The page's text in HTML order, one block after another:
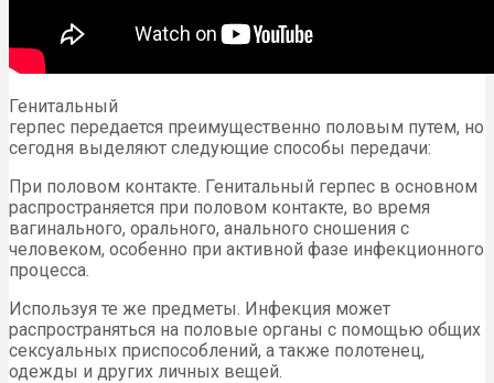
Генитальный
герпес передается преимущественно половым путем, но
сегодня выделяют следующие способы передачи:
При половом контакте. Генитальный герпес в основном
распространяется при половом контакте, во время
вагинального, орального, анального сношения с
человеком, особенно при активной фазе инфекционного
процесса.
Используя те же предметы. Инфекция может
распространяться на половые органы с помощью общих
сексуальных приспособлений, а также полотенец,
одежды и других личных вещей.